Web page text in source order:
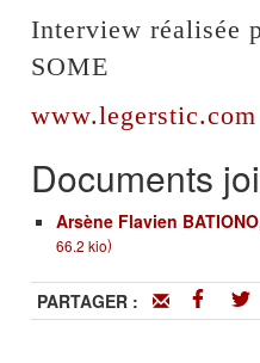
Interview réalisée
SOME
www.legerstic.com
Documents
Arsène Flavien
66.2 kio)
PARTAGER :